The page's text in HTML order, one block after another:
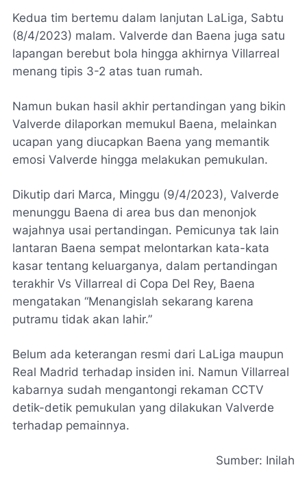
Kedua tim bertemu dalam lanjutan LaLiga, Sabtu
(8/4/2023) malam. Valverde dan Baena juga satu
lapangan berebut bola hingga akhirnya Villarreal
menang tipis 3-2 atas tuan rumah.
Namun bukan hasil akhir pertandingan yang bikin
Valverde dilaporkan memukul Baena, melainkan
ucapan yang diucapkan Baena yang memantik
emosi Valverde hingga melakukan pemukulan.
Dikutip dari Marca, Minggu (9/4/2023), Valverde
menunggu Baena di area bus dan menonjok
wajahnya usai pertandingan. Pemicunya tak lain
lantaran Baena sempat melontarkan kata-kata
kasar tentang keluarganya, dalam pertandingan
terakhir Vs Villarreal di Copa Del Rey, Baena
mengatakan “Menangislah sekarang karena
putramu tidak akan lahir.”
Belum ada keterangan resmi dari LaLiga maupun
Real Madrid terhadap insiden ini. Namun Villarreal
kabarnya sudah mengantongi rekaman CCTV
detik-detik pemukulan yang dilakukan Valverde
terhadap pemainnya.
Sumber: Inilah